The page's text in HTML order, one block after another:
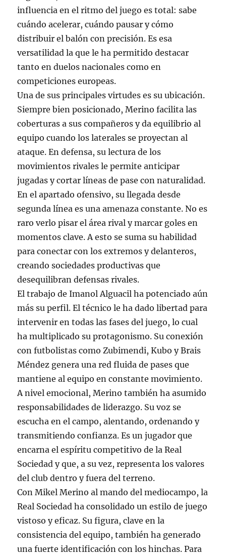
influencia en el ritmo del juego es total: sabe
cuándo acelerar, cuándo pausar y cómo
distribuir el balón con precisión. Es esa
versatilidad la que le ha permitido destacar
tanto en duelos nacionales como en
competiciones europeas.
Una de sus principales virtudes es su ubicación.
Siempre bien posicionado, Merino facilita las
coberturas a sus compañeros y da equilibrio al
equipo cuando los laterales se proyectan al
ataque. En defensa, su lectura de los
movimientos rivales le permite anticipar
jugadas y cortar líneas de pase con naturalidad.
En el apartado ofensivo, su llegada desde
segunda línea es una amenaza constante. No es
raro verlo pisar el área rival y marcar goles en
momentos clave. A esto se suma su habilidad
para conectar con los extremos y delanteros,
creando sociedades productivas que
desequilibran defensas rivales.
El trabajo de Imanol Alguacil ha potenciado aún
más su perfil. El técnico le ha dado libertad para
intervenir en todas las fases del juego, lo cual
ha multiplicado su protagonismo. Su conexión
con futbolistas como Zubimendi, Kubo y Brais
Méndez genera una red fluida de pases que
mantiene al equipo en constante movimiento.
A nivel emocional, Merino también ha asumido
responsabilidades de liderazgo. Su voz se
escucha en el campo, alentando, ordenando y
transmitiendo confianza. Es un jugador que
encarna el espíritu competitivo de la Real
Sociedad y que, a su vez, representa los valores
del club dentro y fuera del terreno.
Con Mikel Merino al mando del mediocampo, la
Real Sociedad ha consolidado un estilo de juego
vistoso y eficaz. Su figura, clave en la
consistencia del equipo, también ha generado
una fuerte identificación con los hinchas. Para